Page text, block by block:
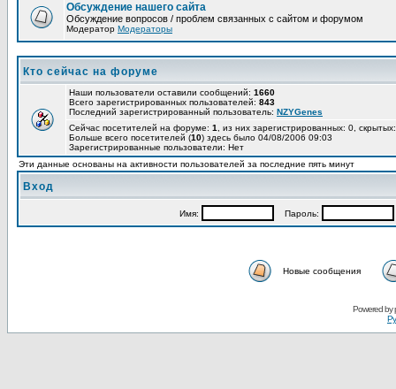
Обсуждение нашего сайта
Обсуждение вопросов / проблем связанных с сайтом и форумом
Модератор Модераторы
Кто сейчас на форуме
Наши пользователи оставили сообщений: 1660
Всего зарегистрированных пользователей: 843
Последний зарегистрированный пользователь: NZYGenes
Сейчас посетителей на форуме: 1
, из них зарегистрированных: 0,
Больше всего посетителей (10) здесь было 04/08/2006 09:03
Зарегистрированные пользователи: Нет
Эти данные основаны на активности пользователей за последние пять минут
Вход
Имя: Пароль:
Новые сообщения
Powered by